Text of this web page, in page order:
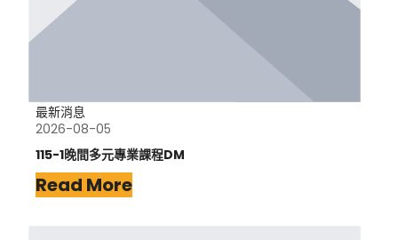
最新消息
2026-08-05
115-1晚間多元專業課程DM
Read More